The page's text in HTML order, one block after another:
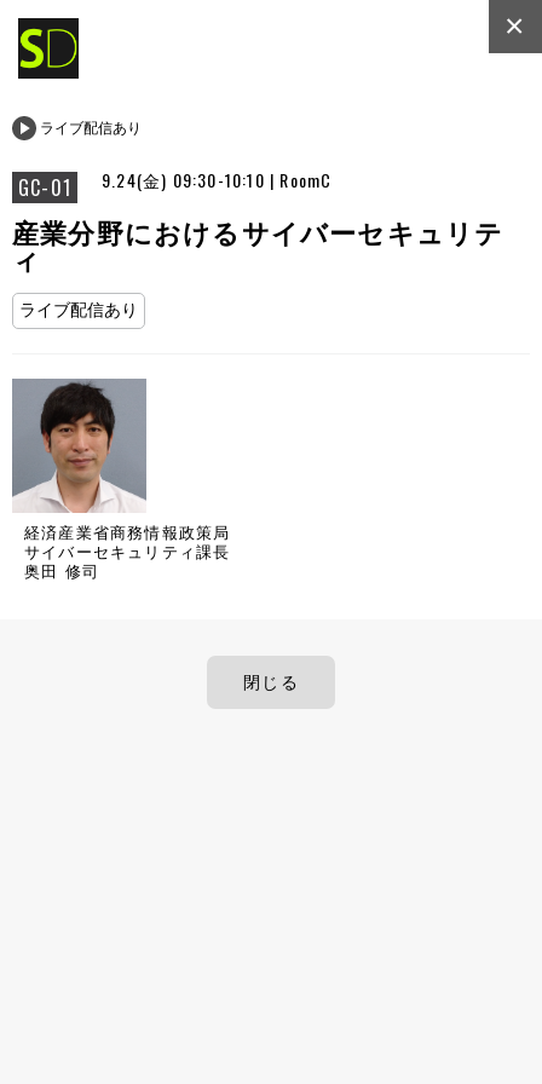
ライブ配信あり
GC-01 9.24(金) 09:30-10:10 | RoomC
×
産業分野におけるサイバーセキュリテ
ィ
ライブ配信あり
経済産業省商務情報政策局
サイバーセキュリティ課長
奥田 修司
閉じる